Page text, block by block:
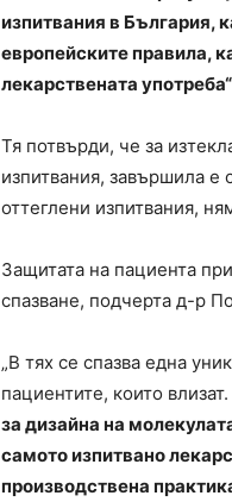
изпитвания в България,
европейските правила,
лекарствената
Тя потвърди, че за
изпитвания, завършила
оттеглени изпитвания,
Защитата на пациента
спазване, подчерта д-р
„В тях се спазва една
пациентите, които влизат.
за дизайна на
самото изпитвано
производствена